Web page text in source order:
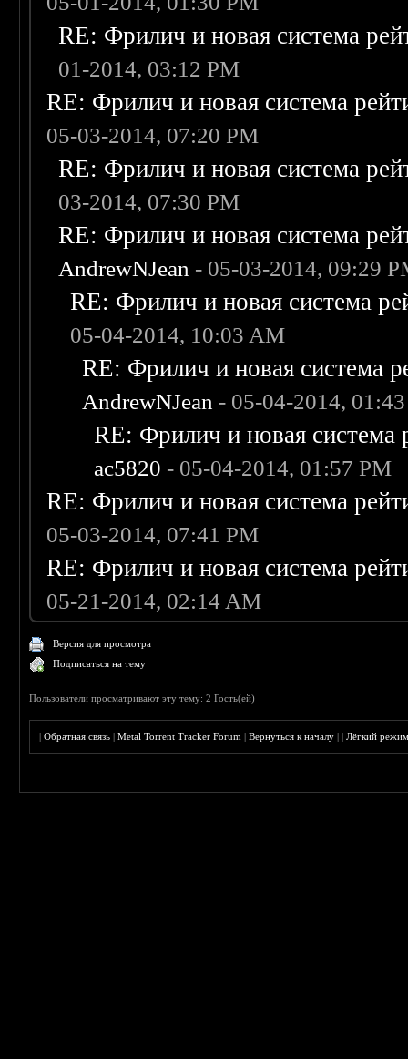
RE: Фрилич и новая система
01-2014, 03:12 PM
RE: Фрилич и новая система
05-03-2014, 07:20 PM
RE: Фрилич и новая система
03-2014, 07:30 PM
RE: Фрилич и новая система
AndrewNJean - 05-03-2014, 09:29
RE: Фрилич и новая система
05-04-2014, 10:03 AM
RE: Фрилич и новая система
AndrewNJean - 05-04-2014,
RE: Фрилич и новая система
ac5820 - 05-04-2014, 01:57 PM
RE: Фрилич и новая система
05-03-2014, 07:41 PM
RE: Фрилич и новая система
05-21-2014, 02:14 AM
Версия для просмотра
Подписаться на тему
Пользователи просматривают эту тему: 2 Гость(ей)
|Обратная связь |Metal Torrent Tracker Forum |Вернуться к началу ||Лёгкий